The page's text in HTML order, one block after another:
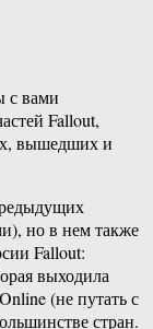
с вами
Fallout,
вышедших и
но в нем также
Fallout:
выходила
(не путать с
стран.